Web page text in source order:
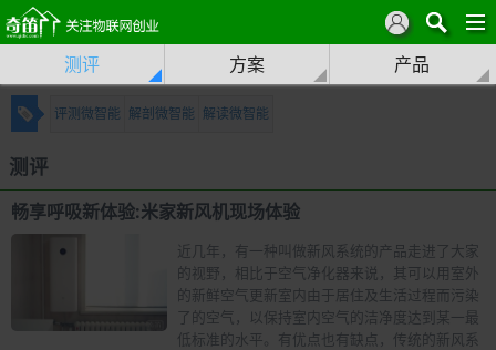
测评 方案 产品
评测微智能 解剖微智能 解读微智能
测评
畅享呼吸新体验:米家新风机现场体验
近几年，有一种叫做新风系统的产品走进了大家
的视野，相比于空气净化器来说，其可以用室外
的新鲜空气更新室内由于居住及生活过程而污染
了的空气，以保持室内空气的洁净度达到某一最
低标准的水平。有优点也有缺点，传统的新风系